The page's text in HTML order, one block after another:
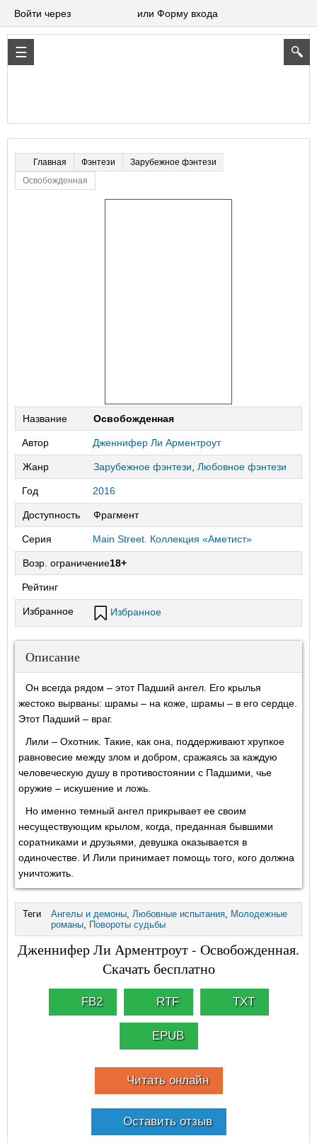
Войти через или Форму входа
Главная Фэнтези
Зарубежное фэнтези
Освобожденная
Название Освобожденная
Автор Дженнифер Ли Арментроут
Жанр Зарубежное фэнтези Любовное фэнтези
Год 2016
Доступность Фрагмент
Серия Main Street. Коллекция «Аметист»
Возр. ограничение18+
Рейтинг
Избранное Избранное
Описание
Он всегда рядом – этот Падший ангел. Его крылья
жестоко вырваны: шрамы – на коже, шрамы – в его сердце.
Этот Падший – враг.
Лили – Охотник. Такие, как она, поддерживают хрупкое
равновесие между злом и добром, сражаясь за каждую
человеческую душу в противостоянии с Падшими, чье
оружие – искушение и ложь.
Но именно темный ангел прикрывает ее своим
несуществующим крылом, когда, преданная бывшими
соратниками и друзьями, девушка оказывается в
одиночестве. И Лили принимает помощь того, кого должна
уничтожить.
Теги Ангелы и демоны, Любовные испытания, Молодежные
романы, Повороты судьбы
Дженнифер Ли Арментроут - Освобожденная.
Скачать бесплатно
FB2 RTF TXT
EPUB
Читать онлайн
Оставить отзыв